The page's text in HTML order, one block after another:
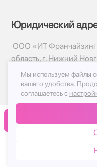
Юридический
ООО «ИТ
область, г. Нижний
© 2017-2026г, База
Политика
Публичная оферта
Мы используем файлы
вашего удобства.
соглашаетесь с